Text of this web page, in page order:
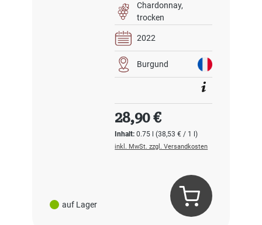
auf Lager
Chardonnay
trocken
2022
Burgund
Inhalt:0.75 l(38,53 € / 1 l)
Regulärer Preis:
28,90 €
inkl. MwSt. zzgl. Versandkosten